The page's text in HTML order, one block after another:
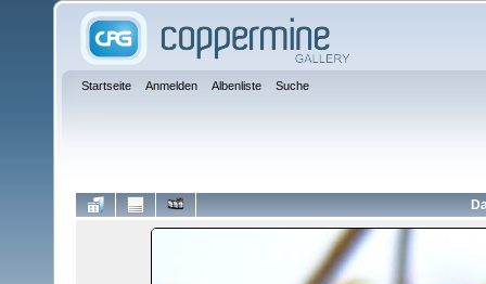
Startseite Anmelden Albenliste Suche